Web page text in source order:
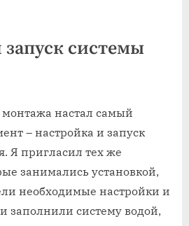
системы
настал самый
– настройка и запуск
Я пригласил тех же
занимались установкой‚
необходимые настройки и
заполнили систему водой‚